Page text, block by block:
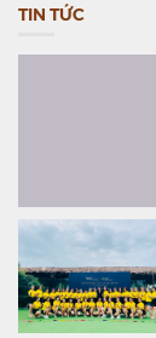
TIN TỨC